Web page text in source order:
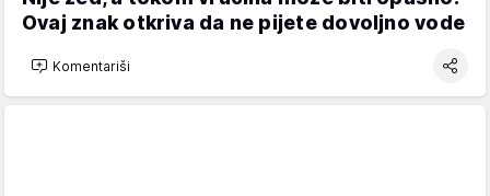
Ovaj znak otkriva da ne pijete dovoljno vode
Komentariši